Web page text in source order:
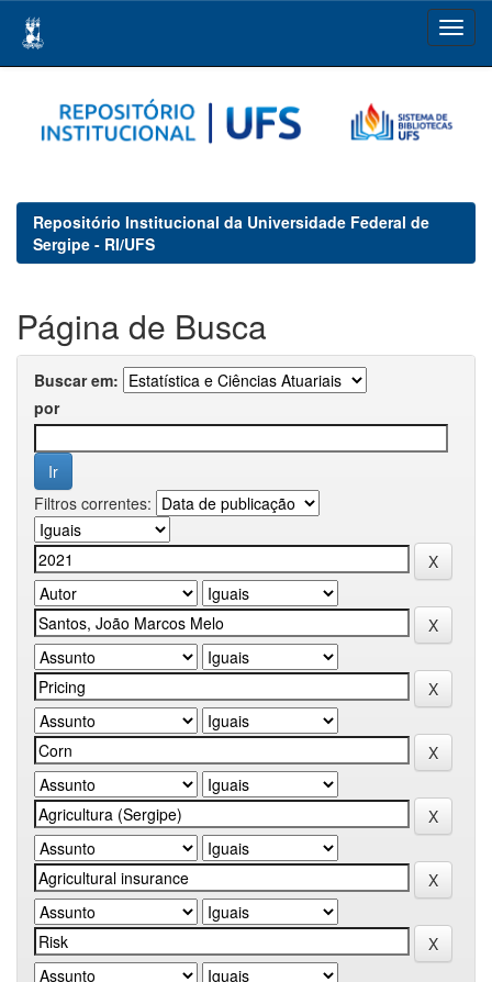
navigation
Repositório Institucional da Universidade Federal de
Sergipe - RI/UFS
Página de Busca
Buscar em:
por
Filtros correntes: